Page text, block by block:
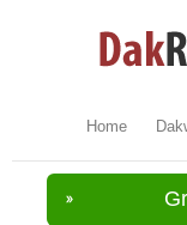
Home